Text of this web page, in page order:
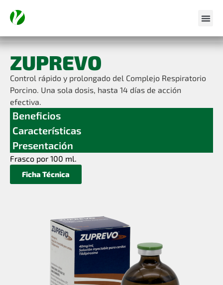
ZUPREVO
Control rápido y prolongado del Complejo Respiratorio
Porcino. Una sola dosis, hasta 14 días de acción
efectiva.
Beneficios
Características
Presentación
Frasco por 100 ml.
Ficha Técnica